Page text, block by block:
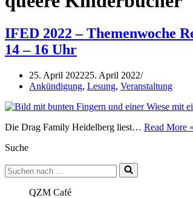
IFED 2022 – Themenwoche
14 – 16 Uhr
25. April 202225. April 2022
Ankündigung, Lesung, Veranstaltung
Die Drag Family Heidelberg liest… Read More »
Suche
Suchen
nach …
QZM Café